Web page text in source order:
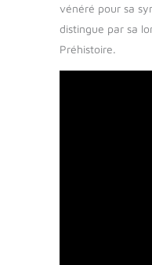
vénéré pour sa
distingue par sa
Préhistoire.